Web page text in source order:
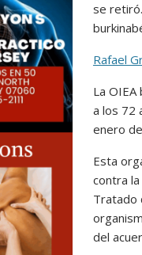
se
Rafael
La
a los 72
enero
Esta
contra
Tratado
del